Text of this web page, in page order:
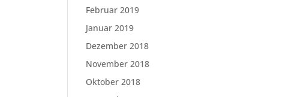
Februar 2019
Januar 2019
Dezember 2018
November 2018
Oktober 2018